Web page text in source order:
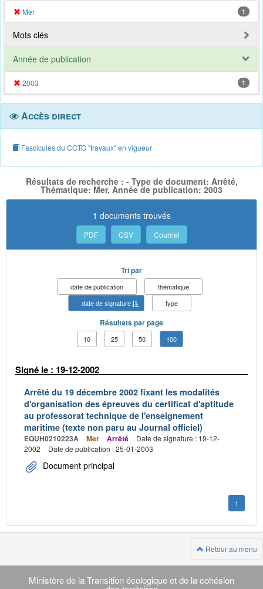
Mer 1
Mots clés
Année de publication
2003 1
Accès direct
Fascicules du CCTG "travaux" en vigueur
Résultats de recherche : - Type de document: Arrêté,
Thématique: Mer, Année de publication: 2003
1 documents trouvés
PDF CSV Courriel
Tri par
date de publication
thématique
date de signature
type
Résultats par page
10 25 50 100
Signé le : 19-12-2002
Arrêté du 19 décembre 2002 fixant les modalités
d'organisation des épreuves du certificat d'aptitude
au professorat technique de l'enseignement
maritime (texte non paru au Journal officiel)
EQUH0210223A Mer Arrêté
Date de signature : 19-12-
2002
Date de publication : 25-01-2003
Document principal
1
Retour au menu
Navigation
transverse
Ministère de la Transition écologique et de la cohésion